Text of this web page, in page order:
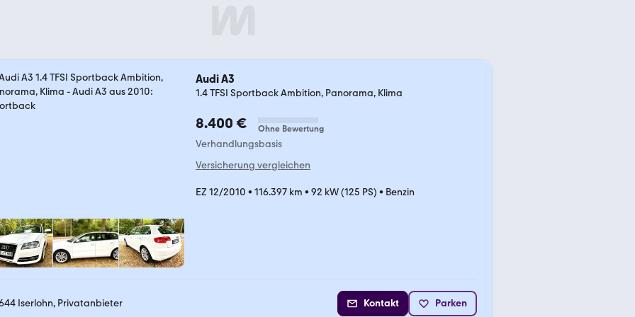
Audi A3
1.4 TFSI Sportback Ambition, Panorama, Klima
8.400 € Ohne Bewertung
Verhandlungsbasis
Versicherung vergleichen
EZ 12/2010 • 116.397 km • 92 kW (125 PS) • Benzin
Iserlohn, Privatanbieter Kontakt Parken